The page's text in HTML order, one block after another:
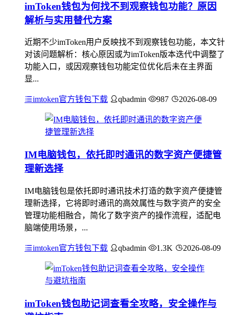
imToken钱包为何找不到观察钱包功能？原因
解析与实用替代方案
近期不少imToken用户反映找不到观察钱包功能，本文针
对该问题解析：核心原因或为imToken版本迭代中调整了
功能入口，或因观察钱包功能定位优化后未在主界面
显...
imtoken官方钱包下载 qbadmin 987 2026-08-09
IM电脑钱包，依托即时通讯的数字资产便捷管
理新选择
IM电脑钱包是依托即时通讯技术打造的数字资产便捷管
理新选择，它将即时通讯的高效属性与数字资产的安全
管理功能相融合，简化了数字资产的操作流程，适配电
脑端使用场景，...
imtoken官方钱包下载 qbadmin 1.3K 2026-08-09
imToken钱包助记词查看全攻略，安全操作与